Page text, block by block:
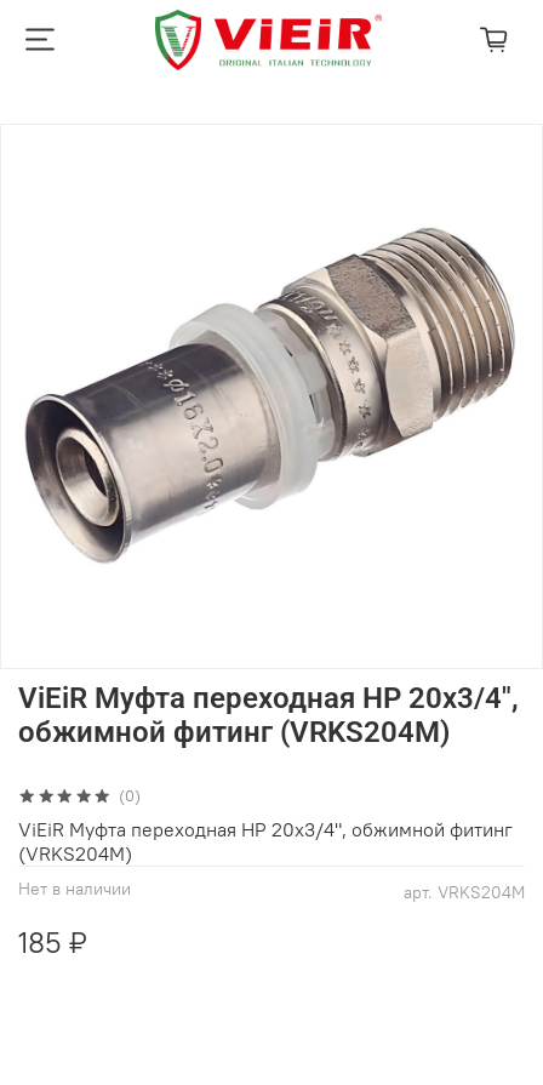
(0)
арт. VRKS204M
Нет в наличии
ViEiR Муфта переходная НР 20х3/4",
обжимной фитинг (VRKS204M)
185 ₽
ViEiR Муфта переходная НР 20х3/4", обжимной фитинг
(VRKS204M)